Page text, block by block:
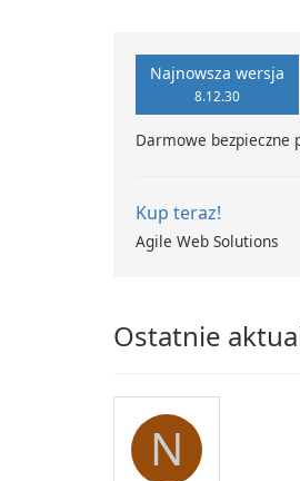
Najnowsza wersja
8.12.30
Darmowe bezpieczne
Kup teraz!
Agile Web Solutions
Ostatnie
N